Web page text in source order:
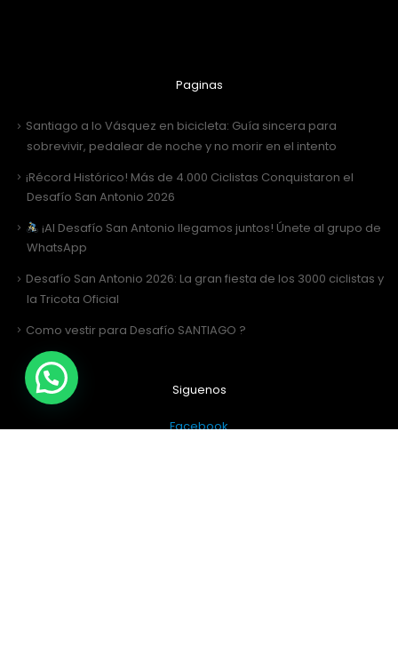
Paginas
Santiago a lo Vásquez en bicicleta: Guía sincera para
sobrevivir, pedalear de noche y no morir en el intento
¡Récord Histórico! Más de 4.000 Ciclistas Conquistaron el
Desafío San Antonio 2026
¡Al Desafío San Antonio llegamos juntos! Únete al grupo de
WhatsApp
Desafío San Antonio 2026: La gran fiesta de los 3000 ciclistas y
la Tricota Oficial
Como vestir para Desafío SANTIAGO ?
Siguenos
Facebook